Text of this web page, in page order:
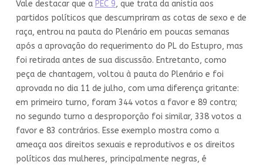
Vale destacar que a PEC 9, que trata da anistia aos
partidos políticos que descumpriram as cotas de sexo e de
raça, entrou na pauta do Plenário em poucas semanas
após a aprovação do requerimento do PL do Estupro, mas
foi retirada antes de sua discussão. Entretanto, como
peça de chantagem, voltou à pauta do Plenário e foi
aprovada no dia 11 de julho, com uma diferença gritante:
em primeiro turno, foram 344 votos a favor e 89 contra;
no segundo turno a desproporção foi similar, 338 votos a
favor e 83 contrários. Esse exemplo mostra como a
ameaça aos direitos sexuais e reprodutivos e os direitos
políticos das mulheres, principalmente negras, é